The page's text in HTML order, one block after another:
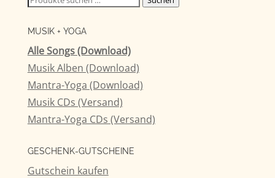
MUSIK + YOGA
Alle Songs (Download)
Musik Alben (Download)
Mantra-Yoga (Download)
Musik CDs (Versand)
Mantra-Yoga CDs (Versand)
GESCHENK-GUTSCHEINE
Gutschein kaufen